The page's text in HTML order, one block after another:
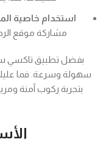
استخدام خاصية
مشاركة موقع
بفضل تطبيق تاكسي
سهولة وسرعة. فما
بتجربة ركوب آمنة